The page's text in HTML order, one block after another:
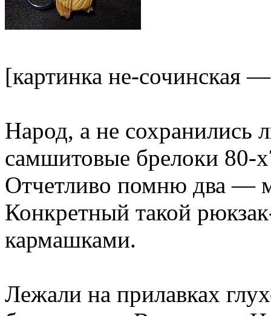
[картинка не-сочинская
Народ, а не сохранились
самшитовые брелоки 80-
Отчетливо помню два —
Конкретный такой
кармашками.
Лежали на прилавках